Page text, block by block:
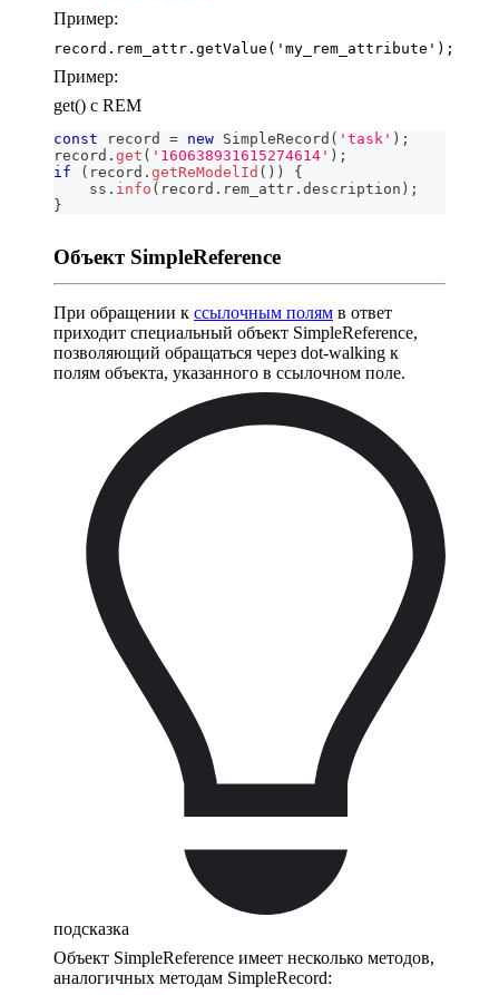
Пример:
record.rem_attr.getValue('my_rem_attribute');
Пример:
get() c REM
const record = new SimpleRecord ( 'task' ) ;
record . get ( '160638931615274614' ) ;
if
( record . getReModelId ( ) )
{
    ss
. info ( record . rem_attr . description ) ;
}
Объект SimpleReference
При обращении к ссылочным полям в ответ
приходит специальный объект SimpleReference,
позволяющий обращаться через dot-walking к
полям объекта, указанного в ссылочном поле.
подсказка
Объект SimpleReference имеет несколько методов,
аналогичных методам SimpleRecord: